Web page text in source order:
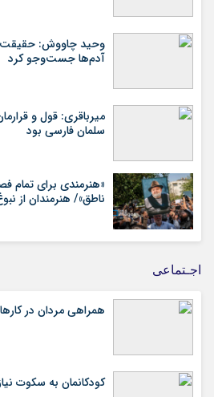
وحید چاووش: حقیقت
آدم‌ها جست‌وجو کرد
میرباقری: قول و
سلمان فارسی بود
«هنرمندی برای تمام
ناطق»/ هنرمندان از
اجـتماعی
همراهی مردان در
کودکانمان به سکوت